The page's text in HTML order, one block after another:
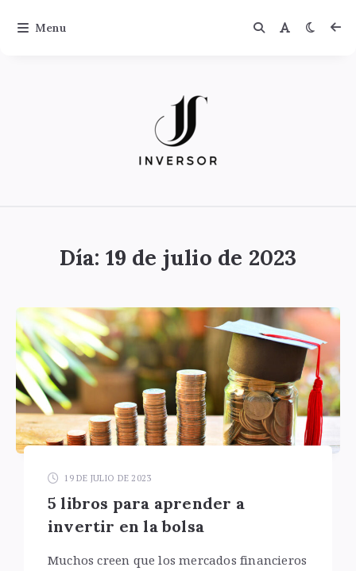
Día: 19 de julio de 2023
19 DE JULIO DE 2023
5 libros para aprender a
invertir en la bolsa
Muchos creen que los mercados financieros
Menu